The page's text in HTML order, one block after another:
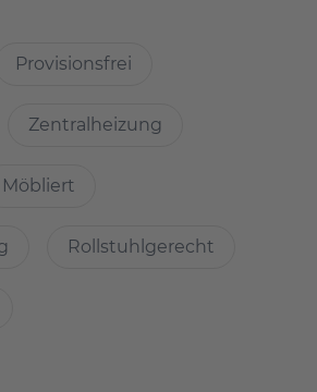
Echtholzparkettboden (Eiche natur)
Fliese. Je nach Ausrichtung
Im Erdgeschoss wurden
für Strom, Internet und
Provisionsfrei
Zentralheizung
Möbliert
Rollstuhlgerecht